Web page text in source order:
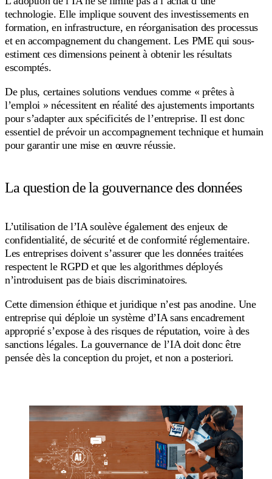
technologie. Elle implique souvent des investissements en
formation, en infrastructure, en réorganisation des processus
et en accompagnement du changement. Les PME qui sous-
estiment ces dimensions peinent à obtenir les résultats
escomptés.
De plus, certaines solutions vendues comme « prêtes à
l’emploi » nécessitent en réalité des ajustements importants
pour s’adapter aux spécificités de l’entreprise. Il est donc
essentiel de prévoir un accompagnement technique et humain
pour garantir une mise en œuvre réussie.
La question de la gouvernance des données
L’utilisation de l’IA soulève également des enjeux de
confidentialité, de sécurité et de conformité réglementaire.
Les entreprises doivent s’assurer que les données traitées
respectent le RGPD et que les algorithmes déployés
n’introduisent pas de biais discriminatoires.
Cette dimension éthique et juridique n’est pas anodine. Une
entreprise qui déploie un système d’IA sans encadrement
approprié s’expose à des risques de réputation, voire à des
sanctions légales. La gouvernance de l’IA doit donc être
pensée dès la conception du projet, et non a posteriori.